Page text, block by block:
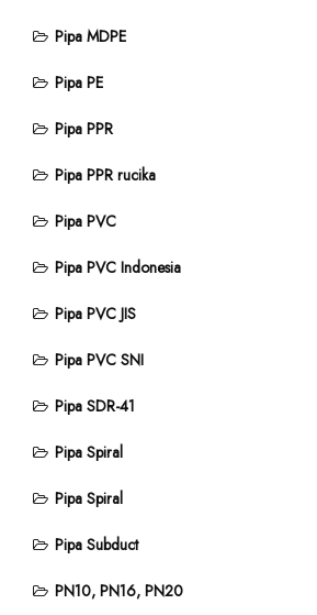
Pipa MDPE
Pipa PE
Pipa PPR
Pipa PPR rucika
Pipa PVC
Pipa PVC Indonesia
Pipa PVC JIS
Pipa PVC SNI
Pipa SDR-41
Pipa Spiral
Pipa Spiral
Pipa Subduct
PN10, PN16, PN20